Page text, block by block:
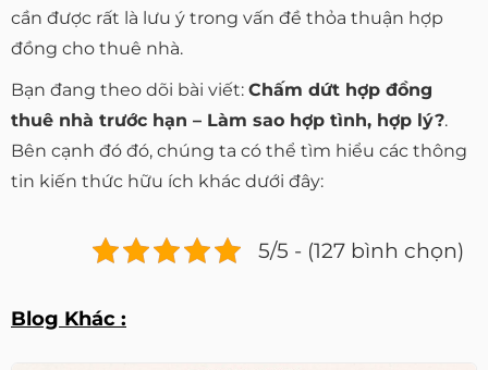
cần được rất là lưu ý trong vấn đề thỏa thuận hợp
đồng cho thuê nhà.
Bạn đang theo dõi bài viết: Chấm dứt hợp đồng
thuê nhà trước hạn – Làm sao hợp tình, hợp lý?.
Bên cạnh đó đó, chúng ta có thể tìm hiểu các thông
tin kiến thức hữu ích khác dưới đây:
5/5 - (127 bình chọn)
Blog Khác :